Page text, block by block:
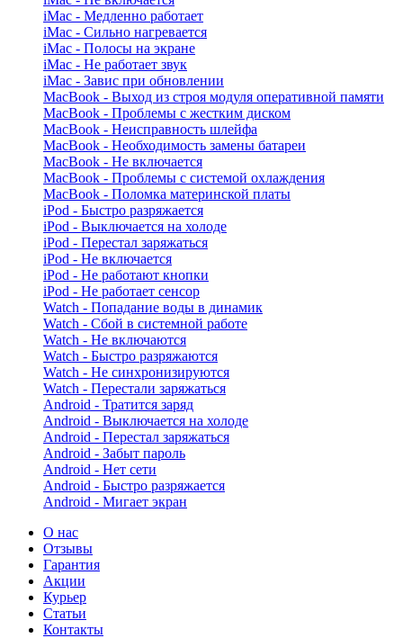
iMac - Медленно работает
iMac - Сильно нагревается
iMac - Полосы на экране
iMac - Не работает звук
iMac - Завис при обновлении
MacBook - Выход из строя модуля оперативной памяти
MacBook - Проблемы с жестким диском
MacBook - Неисправность шлейфа
MacBook - Необходимость замены батареи
MacBook - Не включается
MacBook - Проблемы с системой охлаждения
MacBook - Поломка материнской платы
iPod - Быстро разряжается
iPod - Выключается на холоде
iPod - Перестал заряжаться
iPod - Не включается
iPod - Не работают кнопки
iPod - Не работает сенсор
Watch - Попадание воды в динамик
Watch - Сбой в системной работе
Watch - Не включаются
Watch - Быстро разряжаются
Watch - Не синхронизируются
Watch - Перестали заряжаться
Android - Тратится заряд
Android - Выключается на холоде
Android - Перестал заряжаться
Android - Забыт пароль
Android - Нет сети
Android - Быстро разряжается
Android - Мигает экран
О нас
Отзывы
Гарантия
Акции
Курьер
Статьи
Контакты